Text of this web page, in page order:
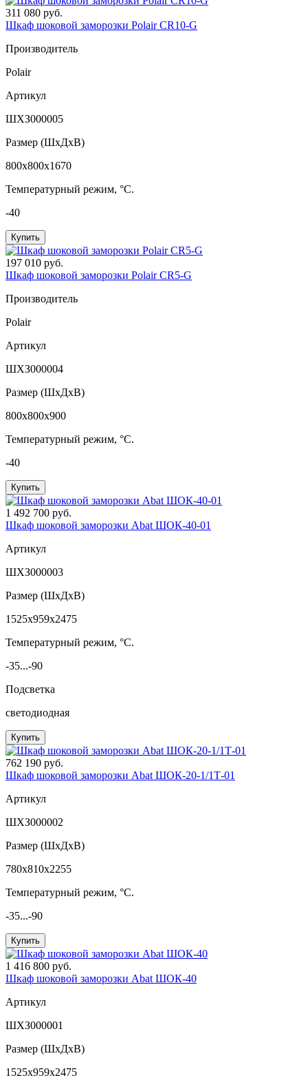
311 080 руб.
Шкаф шоковой заморозки Polair CR10-G
Производитель
Polair
Артикул
ШХЗ000005
Размер (ШxДхВ)
800x800x1670
Температурный режим, °C.
-40
Купить
197 010 руб.
Шкаф шоковой заморозки Polair CR5-G
Производитель
Polair
Артикул
ШХЗ000004
Размер (ШxДхВ)
800x800x900
Температурный режим, °C.
-40
Купить
1 492 700 руб.
Шкаф шоковой заморозки Abat ШОК-40-01
Артикул
ШХЗ000003
Размер (ШxДхВ)
1525x959x2475
Температурный режим, °C.
-35...-90
Подсветка
светодиодная
Купить
762 190 руб.
Шкаф шоковой заморозки Abat ШОК-20-1/1Т-01
Артикул
ШХЗ000002
Размер (ШxДхВ)
780x810x2255
Температурный режим, °C.
-35...-90
Купить
1 416 800 руб.
Шкаф шоковой заморозки Abat ШОК-40
Артикул
ШХЗ000001
Размер (ШxДхВ)
1525x959x2475